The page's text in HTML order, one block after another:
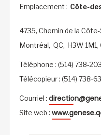
Emplacement : Côte-
4735, Chemin de la
Montréal, QC, H3W 1M1,
Téléphone : (514) 738-
Télécopieur : (514) 738-
Courriel :
Site web :